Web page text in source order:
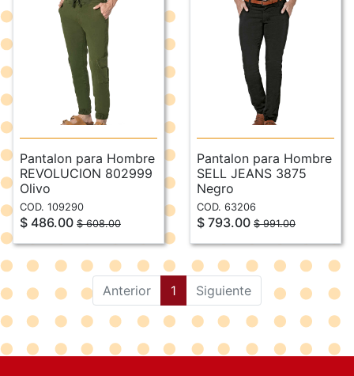
Pantalon para Hombre
REVOLUCION 802999
Olivo
COD. 109290
$ 486.00 $ 608.00
Pantalon para Hombre
SELL JEANS 3875
Negro
COD. 63206
$ 793.00 $ 991.00
Anterior 1 (current)
Siguiente